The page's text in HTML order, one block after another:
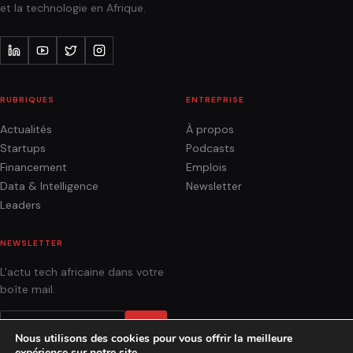
et la technologie en Afrique.
RUBRIQUES
Actualités
Startups
Financement
Data & Intelligence
Leaders
ENTREPRISE
À propos
Podcasts
Emplois
Newsletter
NEWSLETTER
L'actu tech africaine dans votre
boîte mail.
Nous utilisons des cookies pour vous offrir la meilleure